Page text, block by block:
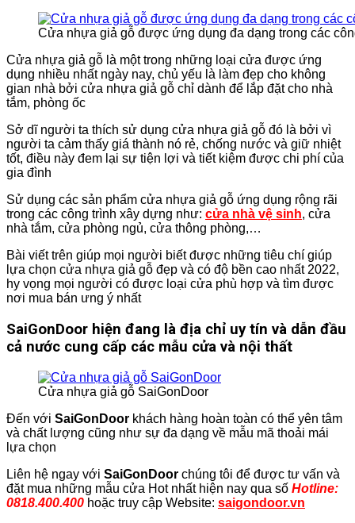
Cửa nhựa giả gỗ được ứng dụng đa dạng trong các
Cửa nhựa giả gỗ là một trong những loại cửa được ứng
dụng nhiều nhất ngày nay, chủ yếu là làm đẹp cho không
gian nhà bởi cửa nhựa giả gỗ chỉ dành để lắp đặt cho nhà
tắm, phòng ốc
Sở dĩ người ta thích sử dụng cửa nhựa giả gỗ đó là bởi vì
người ta cảm thấy giá thành nó rẻ, chống nước và giữ nhiệt
tốt, điều này đem lại sự tiện lợi và tiết kiệm được chi phí của
gia đình
Sử dụng các sản phẩm cửa nhựa giả gỗ ứng dụng rộng rãi
trong các công trình xây dựng như: cửa nhà vệ sinh, cửa
nhà tắm, cửa phòng ngủ, cửa thông phòng,…
Bài viết trên giúp mọi người biết được những tiêu chí giúp
lựa chọn cửa nhựa giả gỗ đẹp và có độ bền cao nhất 2022,
hy vọng mọi người có được loại cửa phù hợp và tìm được
nơi mua bán ưng ý nhất
SaiGonDoor hiện đang là địa chỉ uy tín và dẫn đầu
cả nước cung cấp các mẫu cửa và nội thất
Cửa nhựa giả gỗ SaiGonDoor
Đến với SaiGonDoor khách hàng hoàn toàn có thể yên tâm
và chất lượng cũng như sự đa dạng về mẫu mã thoải mái
lựa chọn
Liên hệ ngay với SaiGonDoor chúng tôi để được tư vấn và
đặt mua những mẫu cửa Hot nhất hiện nay qua số Hotline:
0818.400.400 hoặc truy cập Website: saigondoor.vn